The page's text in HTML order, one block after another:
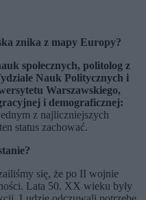
znika z mapy Europy?
społecznych, politolog z
Nauk Politycznych i
Warszawskiego,
i demograficznej:
z najliczniejszych
status zachować.
się, że po II wojnie
Lata 50. XX wieku były